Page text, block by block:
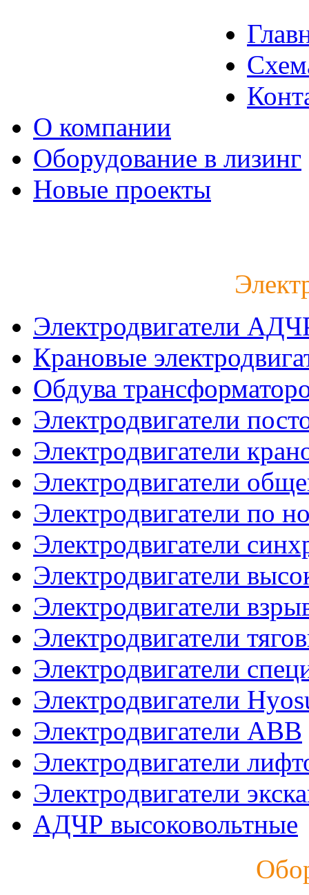
О компании
Оборудование в лизинг
Новые проекты
Электродвигатели
Крановые
Обдува
Электродвигатели
Электродвигатели
Электродвигатели
Электродвигатели по
Электродвигатели
Электродвигатели
Электродвигатели
Электродвигатели
Электродвигатели
Электродвигатели
Электродвигатели ABB
Электродвигатели
Электродвигатели
АДЧР высоковольтные